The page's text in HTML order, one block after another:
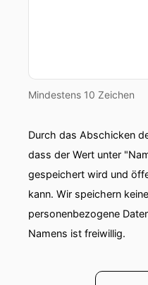
Mindestens 10 Zeichen
Durch das Abschicken
dass der Wert unter
gespeichert wird und
kann. Wir speichern
personenbezogene
Namens ist freiwillig.